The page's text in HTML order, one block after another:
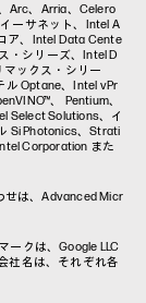
Arc、Arria、Celero
ーサネット、Intel A
ア、Intel Data Cente
・シリーズ、Intel D
マックス・シリー
ル Optane、Intel vPr
、 Pentium、
Select Solutions、イ
Si Photonics、Strati
Corporation また
せは、Advanced Micr
ークは、Google LLC
社名は、それぞれ各